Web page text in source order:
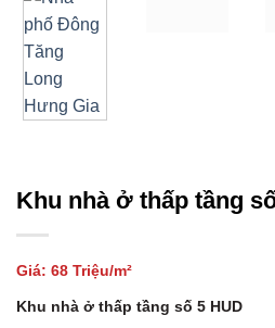
Khu nhà ở thấp tầng
Giá: 68 Triệu/m²
Khu nhà ở thấp tầng số 5 HUD